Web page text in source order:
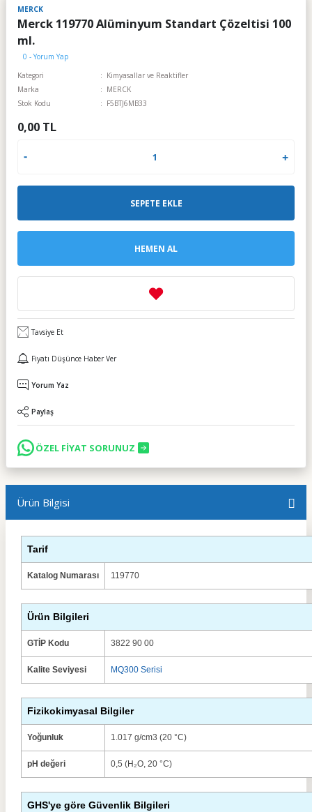
MERCK
Merck 119770 Alüminyum Standart Çözeltisi 100
ml.
0 - Yorum Yap
Kategori
Kimyasallar ve Reaktifler
Marka
MERCK
Stok Kodu
F5BTJ6MB33
0,00 TL
SEPETE EKLE
HEMEN AL
Tavsiye Et
Fiyatı Düşünce Haber Ver
Yorum Yaz
Paylaş
ÖZEL FİYAT SORUNUZ
Ürün Bilgisi
Tarif
Katalog Numarası 119770
Ürün Bilgileri
GTİP Kodu 3822 90 00
Kalite Seviyesi MQ300 Serisi
Fizikokimyasal Bilgiler
Yoğunluk 1.017 g/cm3 (20 °C)
pH değeri 0,5 (H₂O, 20 °C)
GHS'ye göre Güvenlik Bilgileri